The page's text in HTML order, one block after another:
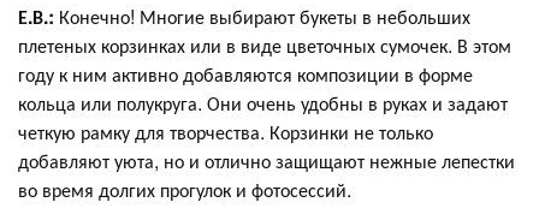
Е.В.: Конечно! Многие выбирают букеты в небольших
плетеных корзинках или в виде цветочных сумочек. В этом
году к ним активно добавляются композиции в форме
кольца или полукруга. Они очень удобны в руках и задают
четкую рамку для творчества. Корзинки не только
добавляют уюта, но и отлично защищают нежные лепестки
во время долгих прогулок и фотосессий.